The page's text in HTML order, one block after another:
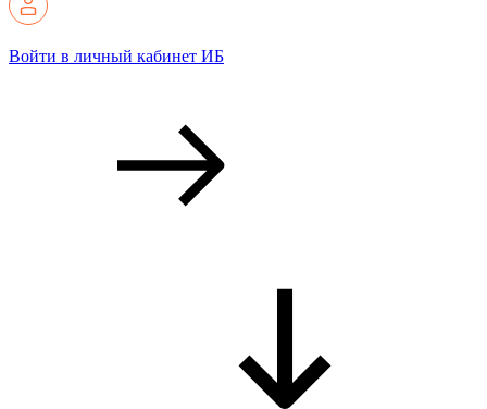
Войти в личный кабинет ИБ